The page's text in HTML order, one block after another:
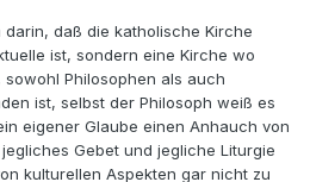
daß die katholische Kirche
ist, sondern eine Kirche wo
Philosophen als auch
ist, selbst der Philosoph weiß es
eigener Glaube einen Anhauch von
Gebet und jegliche Liturgie
kulturellen Aspekten gar nicht zu